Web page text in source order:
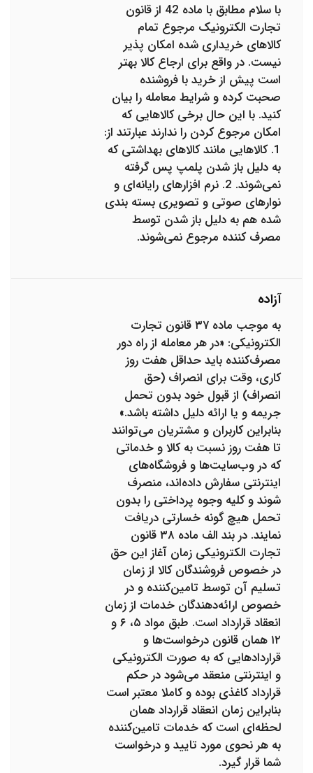
با سلام مطابق با ماده 42 از قانون
تجارت الکترونیک مرجوع تمام
کالاهای خریداری شده امکان پذیر
نیست. در واقع برای ارجاع کالا بهتر
است پیش از خرید با فروشنده
صحبت کرده و شرایط معامله را بیان
کنید. با این حال برخی کالاهایی که
امکان مرجوع کردن را ندارند عبارتند از:
1. کالاهایی مانند کالاهای بهداشتی که
به دلیل باز شدن پلمپ پس گرفته
نمی‌شوند. 2. نرم افزارهای رایانه‌ای و
نوارهای صوتی و تصویری بسته بندی
شده هم به دلیل باز شدن توسط
مصرف کننده مرجوع نمی‌شوند.
آزاده
به موجب ماده ۳۷ قانون تجارت
الکترونیکی: «در هر معامله از راه دور
مصرف‌کننده باید حداقل هفت روز
کاری، وقت ‌برای انصراف (حق
انصراف) از قبول خود بدون تحمل
جریمه و یا ارائه دلیل داشته باشد.»
بنابراین کاربران و مشتریان می‌توانند
تا هفت روز نسبت به کالا و خدماتی
که در وب‌سایت‌ها و فروشگاه‌های
اینترنتی سفارش داده‌اند، منصرف
شوند و کلیه وجوه پرداختی را بدون
تحمل هیچ گونه خسارتی دریافت
نمایند. در بند الف ماده ۳۸ قانون
تجارت الکترونیکی زمان آغاز این حق
در خصوص فروشندگان کالا از زمان
تسلیم آن توسط تامین‌کننده و در
خصوص ارائه‌دهندگان خدمات از زمان
انعقاد قرارداد است. طبق مواد ۵، ۶ و
۱۲ همان قانون درخواست‌ها و
قرارداد‌هایی که به صورت الکترونیکی
و اینترنتی منعقد می‌شود در حکم
قرارداد کاغذی بوده و کاملا معتبر است
بنابراین زمان انعقاد قرارداد همان
لحظه‌ای است که خدمات تامین‌کننده
به هر نحوی مورد تایید و درخواست
شما قرار گیرد.